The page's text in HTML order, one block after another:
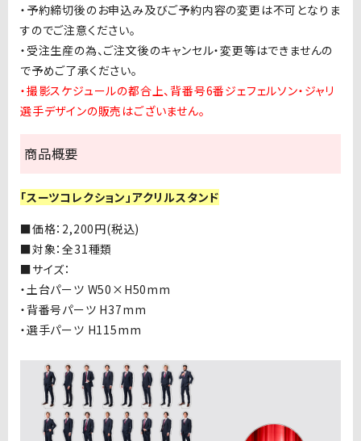
・予約締切後のお申込み及びご予約内容の変更は不可となりま
すのでご注意ください。
・受注生産の為、ご注文後のキャンセル・変更等はできませんの
で予めご了承ください。
・撮影スケジュールの都合上、背番号6番ジェフェルソン・ジャリ
選手デザインの販売はございません。
商品概要
「スーツコレクション」アクリルスタンド
■価格： 2,200円(税込)
■対象：全31種類
■サイズ：
・土台パーツ W50×H50mm
・背番号パーツ H37mm
・選手パーツ H115mm